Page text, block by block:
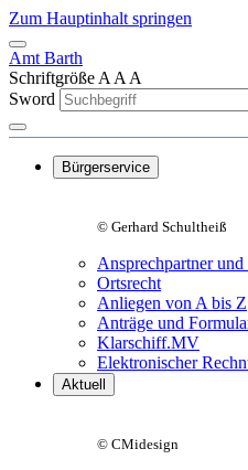
Zum Hauptinhalt springen
Amt Barth
Schriftgröße A A A
Sword
Bürgerservice
© Gerhard Schultheiß
Ansprechpartner
Ortsrecht
Anliegen von A bis Z
Anträge und
Klarschiff.MV
Elektronischer
Aktuell
© CMidesign